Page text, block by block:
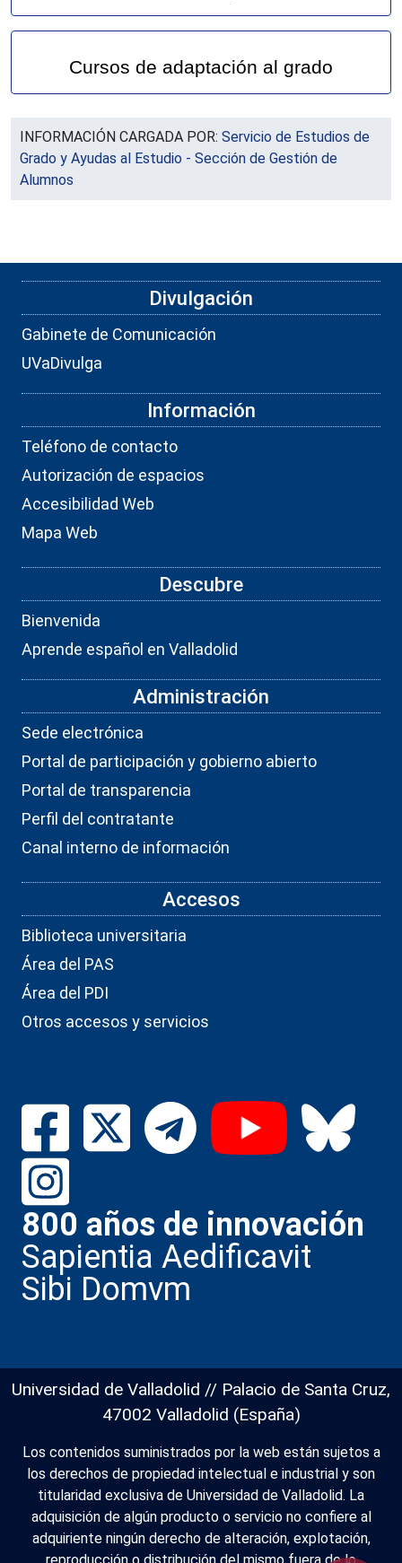
Cursos de adaptación al grado
INFORMACIÓN CARGADA POR: Servicio de Estudios de
Grado y Ayudas al Estudio - Sección de Gestión de
Alumnos
Divulgación
Gabinete de Comunicación
UVaDivulga
Información
Teléfono de contacto
Autorización de espacios
Accesibilidad Web
Mapa Web
Descubre
Bienvenida
Aprende español en Valladolid
Administración
Sede electrónica
Portal de participación y gobierno abierto
Portal de transparencia
Perfil del contratante
Canal interno de información
Accesos
Biblioteca universitaria
Área del PAS
Área del PDI
Otros accesos y servicios
800 años de innovación
Sapientia Aedificavit
Sibi Domvm
Universidad de Valladolid // Palacio de Santa Cruz,
47002 Valladolid (España)
Los contenidos suministrados por la web están sujetos a
los derechos de propiedad intelectual e industrial y son
titularidad exclusiva de Universidad de Valladolid. La
adquisición de algún producto o servicio no confiere al
adquiriente ningún derecho de alteración, explotación,